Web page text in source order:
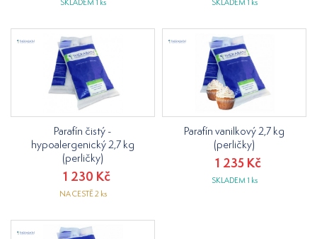
SKLADEM 1 ks SKLADEM 1 ks
Parafín čistý -
hypoalergenický 2,7 kg
(perličky)
1 230 Kč
NA CESTĚ 2 ks
Parafín vanilkový 2,7 kg
(perličky)
1 235 Kč
SKLADEM 1 ks